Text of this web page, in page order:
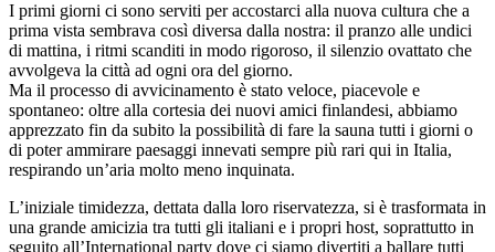
I primi giorni ci sono serviti per accostarci alla nuova cultura che a
prima vista sembrava così diversa dalla nostra: il pranzo alle undici
di mattina, i ritmi scanditi in modo rigoroso, il silenzio ovattato che
avvolgeva la città ad ogni ora del giorno.
Ma il processo di avvicinamento è stato veloce, piacevole e
spontaneo: oltre alla cortesia dei nuovi amici finlandesi, abbiamo
apprezzato fin da subito la possibilità di fare la sauna tutti i giorni o
di poter ammirare paesaggi innevati sempre più rari qui in Italia,
respirando un’aria molto meno inquinata.
L’iniziale timidezza, dettata dalla loro riservatezza, si è trasformata in
una grande amicizia tra tutti gli italiani e i propri host, soprattutto in
seguito all’International party dove ci siamo divertiti a ballare tutti